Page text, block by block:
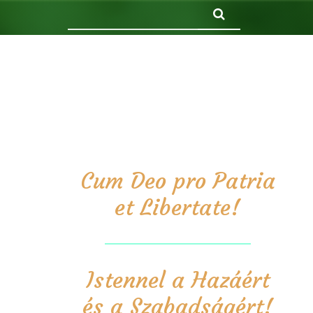
Cum Deo pro Patria
et Libertate!
Istennel a Hazáért
és a Szabadságért!